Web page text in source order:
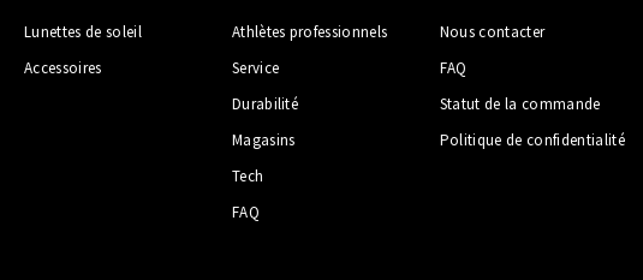
Lunettes de soleil
Accessoires
Athlètes professionnels
Service
Durabilité
Magasins
Tech
FAQ
Nous contacter
FAQ
Statut de la commande
Politique de confidentialité